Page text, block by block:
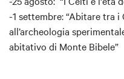
-1 settembre: “Abitare tra
all’archeologia
abitativo di Monte Bibele”